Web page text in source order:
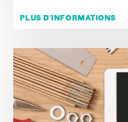
PLUS D'INFORMATIONS